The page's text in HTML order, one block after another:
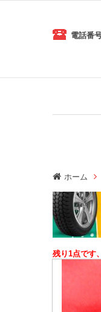
電話番
ホーム
残り1点です